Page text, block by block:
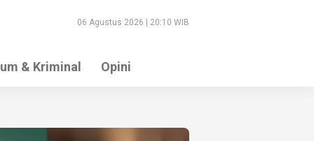
06 Agustus 2026 | 20:10 WIB
& Kriminal Opini